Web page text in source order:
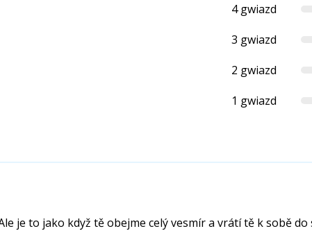
4 gwiazd
3 gwiazd
2 gwiazd
1 gwiazd
je to jako když tě obejme celý vesmír a vrátí tě k sobě do